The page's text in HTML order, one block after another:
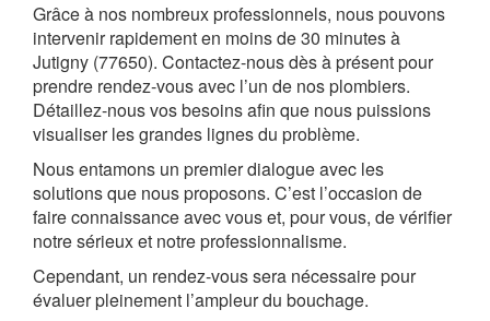
Grâce à nos nombreux professionnels, nous pouvons
intervenir rapidement en moins de 30 minutes à
Jutigny (77650). Contactez-nous dès à présent pour
prendre rendez-vous avec l’un de nos plombiers.
Détaillez-nous vos besoins afin que nous puissions
visualiser les grandes lignes du problème.
Nous entamons un premier dialogue avec les
solutions que nous proposons. C’est l’occasion de
faire connaissance avec vous et, pour vous, de vérifier
notre sérieux et notre professionnalisme.
Cependant, un rendez-vous sera nécessaire pour
évaluer pleinement l’ampleur du bouchage.